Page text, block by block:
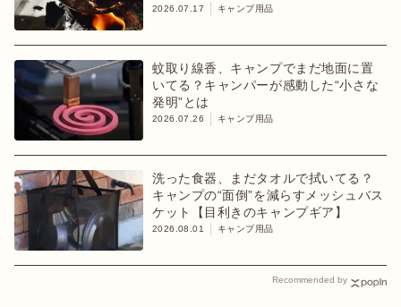
2026.07.17 キャンプ用品
蚊取り線香、キャンプでまだ地面に置
いてる？キャンパーが感動した“小さな
発明”とは
2026.07.26 キャンプ用品
洗った食器、まだタオルで拭いてる？
キャンプの“面倒”を減らすメッシュバス
ケット【目利きのキャンプギア】
2026.08.01 キャンプ用品
Recommended by